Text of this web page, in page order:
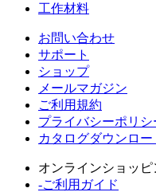
工作材料
お問い合わせ
サポート
ショップ
メールマガジン
ご利用規約
プライバシーポリシ
カタログダウンロー
オンラインショッピ
-ご利用ガイド